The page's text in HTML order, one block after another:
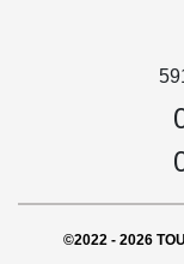
©2022 - 2026